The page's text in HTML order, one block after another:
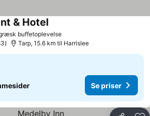
buffetoplevelse
& Hotel
Tarp, 15.6 km til Harrislee
Se priser